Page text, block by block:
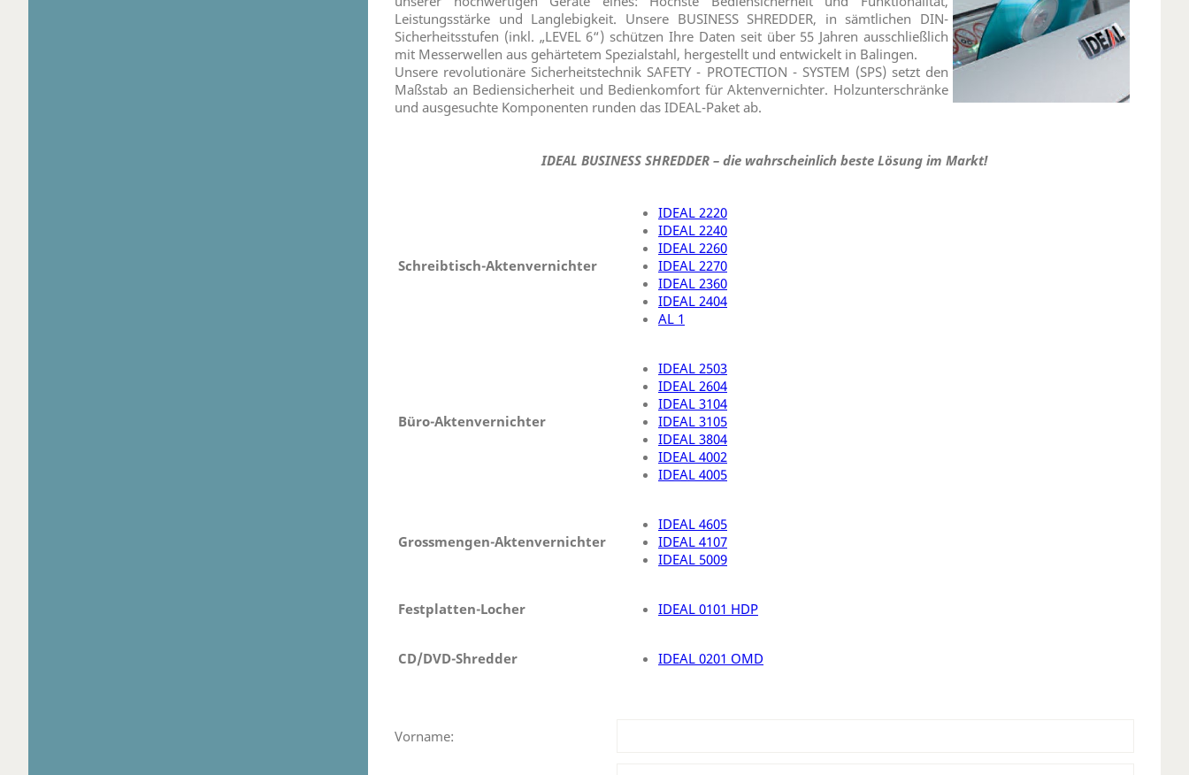
Leistungsstärke und Langlebigkeit. Unsere BUSINESS SHREDDER, in sämtlichen DIN-
Sicherheitsstufen (inkl. „LEVEL 6“) schützen Ihre Daten seit über 55 Jahren ausschließlich
mit Messerwellen aus gehärtetem Spezialstahl, hergestellt und entwickelt in Balingen.
Unsere revolutionäre Sicherheitstechnik SAFETY - PROTECTION - SYSTEM (SPS) setzt den
Maßstab an Bediensicherheit und Bedienkomfort für Aktenvernichter. Holzunterschränke
und ausgesuchte Komponenten runden das IDEAL-Paket ab.
IDEAL BUSINESS SHREDDER – die wahrscheinlich beste Lösung im Markt!
Schreibtisch-Aktenvernichter
IDEAL 2220
IDEAL 2240
IDEAL 2260
IDEAL 2270
IDEAL 2360
IDEAL 2404
AL 1
Büro-Aktenvernichter
IDEAL 2503
IDEAL 2604
IDEAL 3104
IDEAL 3105
IDEAL 3804
IDEAL 4002
IDEAL 4005
Grossmengen-Aktenvernichter
IDEAL 4605
IDEAL 4107
IDEAL 5009
Festplatten-Locher IDEAL 0101 HDP
CD/DVD-Shredder IDEAL 0201 OMD
Vorname: